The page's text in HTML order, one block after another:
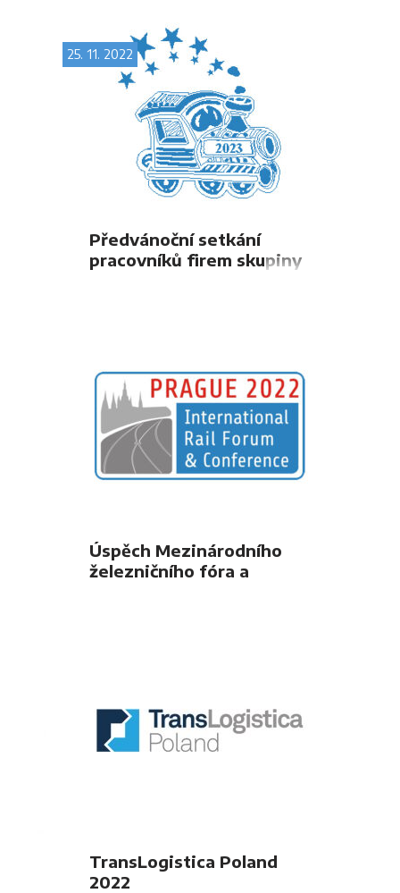
25. 11. 2022
Předvánoční setkání
pracovníků firem skupiny
Úspěch Mezinárodního
železničního fóra a
TransLogistica Poland
2022